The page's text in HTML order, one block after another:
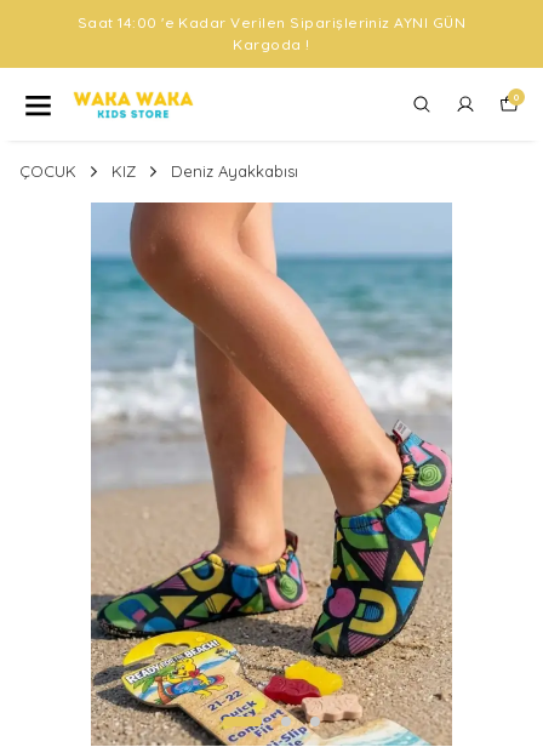
Saat 14:00 'e Kadar Verilen Siparişleriniz AYNI GÜN
Kargoda !
0
ÇOCUK KIZ Deniz Ayakkabısı